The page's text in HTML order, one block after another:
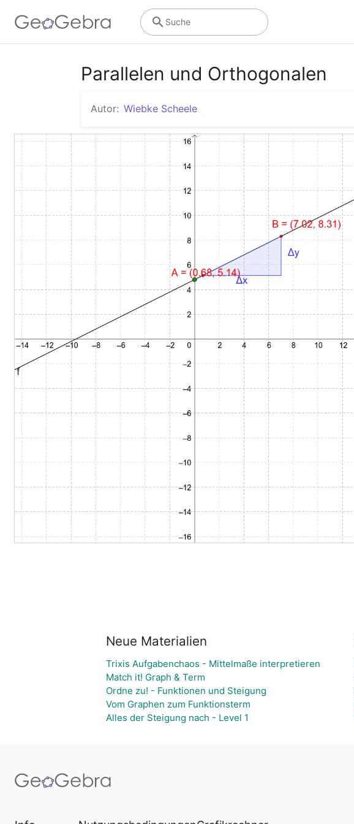
Suche
Parallelen und Orthogonalen
Autor: Wiebke Scheele
Neue Materialien
Trixis Aufgabenchaos - Mittelmaße interpretieren
Match it! Graph & Term
Ordne zu! - Funktionen und Steigung
Vom Graphen zum Funktionsterm
Alles der Steigung nach - Level 1